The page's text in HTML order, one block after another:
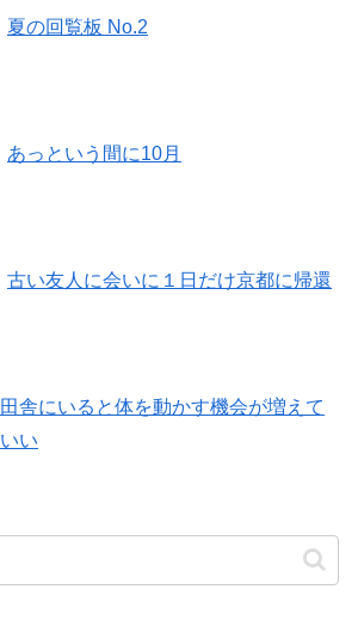
夏の回覧板 No.2
あっという間に10月
古い友人に会いに１日だけ京都に帰還
田舎にいると体を動かす機会が増えて
いい